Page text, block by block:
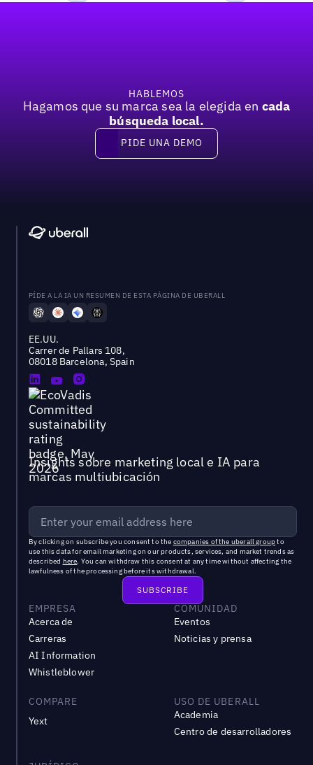
HABLEMOS
Hagamos que su marca sea la elegida en cada
búsqueda local.
Pide una demo
PIDE UNA DEMO
PÍDE A LA IA UN RESUMEN DE ESTA PÁGINA DE UBERALL
EE.UU.
Carrer de Pallars 108,
08018 Barcelona, Spain
Insights sobre marketing local e IA para
marcas multiubicación
By clicking on subscribe you consent to the companies of the uberall groupto
use this data for email marketing on our products, services, and market trends as
described here. You can withdraw this consent at any time without affecting the
lawfulness of the processing before its withdrawal.
EMPRESA
Acerca de
Carreras
AI Information
Whistleblower
COMUNIDAD
Eventos
Noticias y prensa
COMPARE
Yext
USO DE UBERALL
Academia
Centro de desarrolladores